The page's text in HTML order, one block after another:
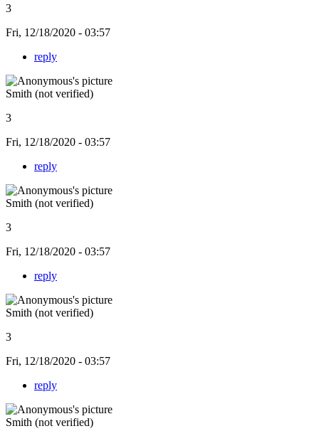
3
Fri, 12/18/2020 - 03:57
reply
Smith (not verified)
3
Fri, 12/18/2020 - 03:57
reply
Smith (not verified)
3
Fri, 12/18/2020 - 03:57
reply
Smith (not verified)
3
Fri, 12/18/2020 - 03:57
reply
Smith (not verified)